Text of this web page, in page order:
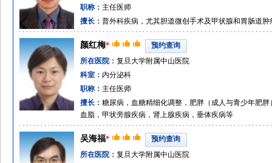
职称： 主任医师
擅长： 普外科疾病，尤其胆道微创手术及甲状腺和胃肠道肿
颜红梅*
预约查询
所在医院： 复旦大学附属中山医院
科室： 内分泌科
职称： 主任医师
擅长： 糖尿病，血糖精细化调整，肥胖（成人与青少年肥
血脂，甲状旁腺疾病，肾上腺疾病，垂体疾病等
吴海福*
预约查询
所在医院： 复旦大学附属中山医院